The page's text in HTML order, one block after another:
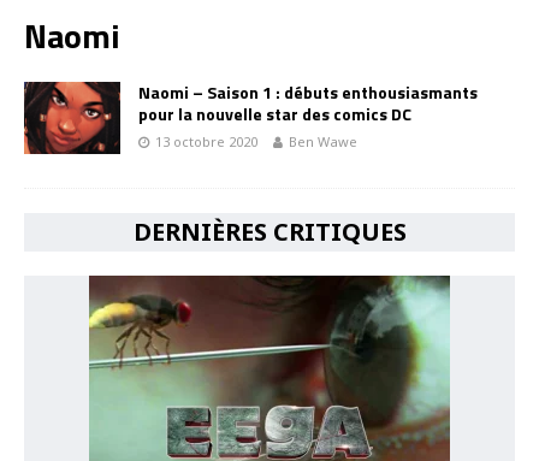
Naomi
Naomi – Saison 1 : débuts enthousiasmants
pour la nouvelle star des comics DC
13 octobre 2020 Ben Wawe
DERNIÈRES CRITIQUES